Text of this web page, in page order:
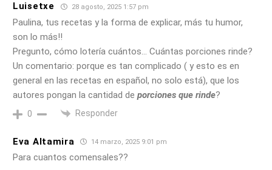
Luisetxe 28 agosto, 2025 1:57 pm
Paulina, tus recetas y la forma de explicar, más tu humor,
son lo más!!
Pregunto, cómo lotería cuántos… Cuántas porciones rinde?
Un comentario: porque es tan complicado ( y esto es en
general en las recetas en español, no solo está), que los
autores pongan la cantidad de porciones que rinde?
0 Responder
Eva Altamira 14 marzo, 2025 9:01 pm
Para cuantos comensales??